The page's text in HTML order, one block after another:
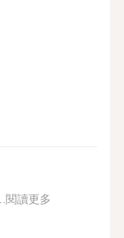
閱讀更多